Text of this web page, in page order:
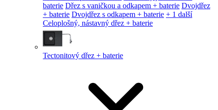
baterie Dřez s vaničkou a odkapem + baterie Dvojdřez
+ baterie Dvojdřez s odkapem + baterie + 1 další
Celoplošný, nástavný dřez + baterie
Tectonitový dřez + baterie